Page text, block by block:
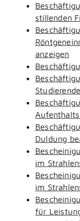
stillenden
anzeigen
Duldung
im
im
für